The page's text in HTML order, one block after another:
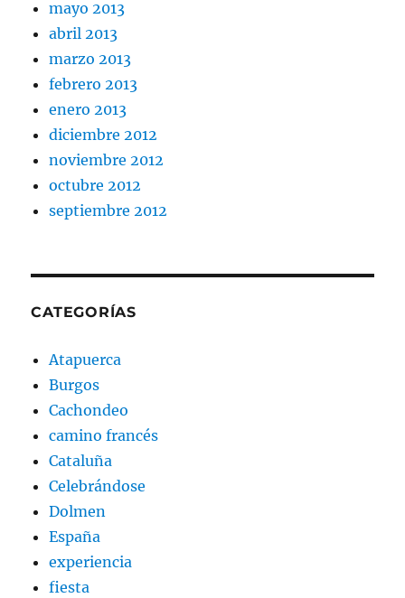
mayo 2013
abril 2013
marzo 2013
febrero 2013
enero 2013
diciembre 2012
noviembre 2012
octubre 2012
septiembre 2012
CATEGORÍAS
Atapuerca
Burgos
Cachondeo
camino francés
Cataluña
Celebrándose
Dolmen
España
experiencia
fiesta